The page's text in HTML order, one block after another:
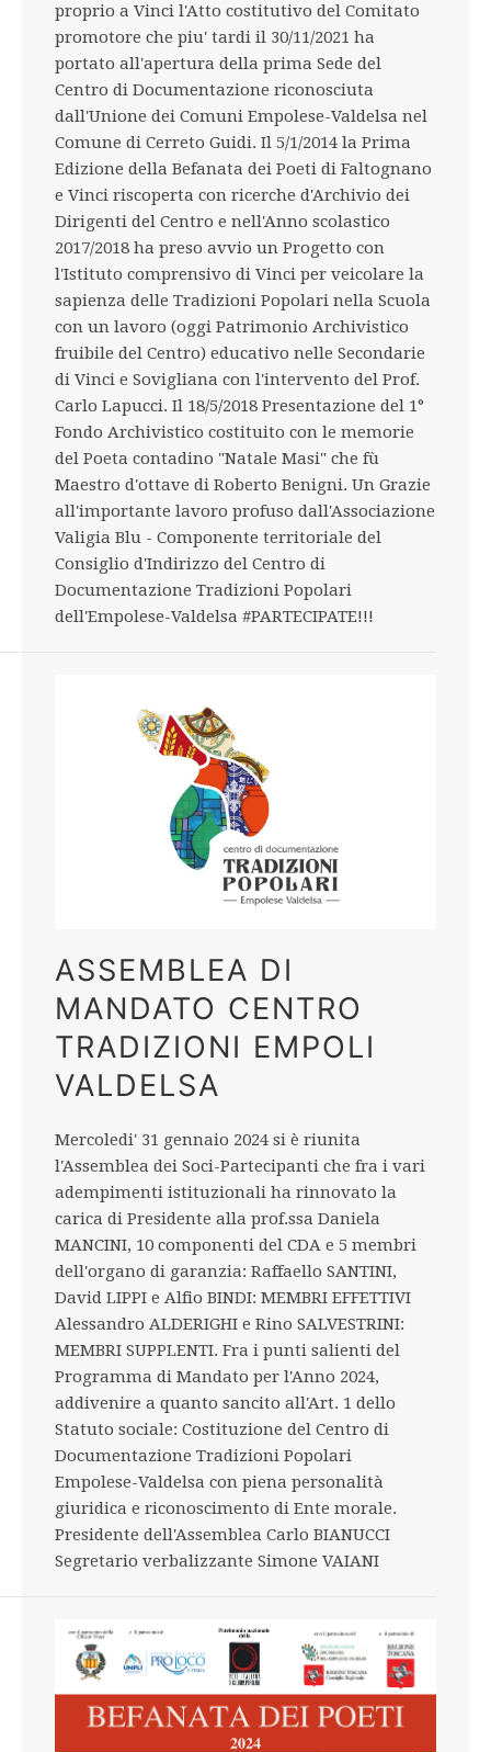
proprio a Vinci l'Atto costitutivo del Comitato
promotore che piu' tardi il 30/11/2021 ha
portato all'apertura della prima Sede del
Centro di Documentazione riconosciuta
dall'Unione dei Comuni Empolese-Valdelsa nel
Comune di Cerreto Guidi. Il 5/1/2014 la Prima
Edizione della Befanata dei Poeti di Faltognano
e Vinci riscoperta con ricerche d'Archivio dei
Dirigenti del Centro e nell'Anno scolastico
2017/2018 ha preso avvio un Progetto con
l'Istituto comprensivo di Vinci per veicolare la
sapienza delle Tradizioni Popolari nella Scuola
con un lavoro (oggi Patrimonio Archivistico
fruibile del Centro) educativo nelle Secondarie
di Vinci e Sovigliana con l'intervento del Prof.
Carlo Lapucci. Il 18/5/2018 Presentazione del 1°
Fondo Archivistico costituito con le memorie
del Poeta contadino "Natale Masi" che fù
Maestro d'ottave di Roberto Benigni. Un Grazie
all'importante lavoro profuso dall'Associazione
Valigia Blu - Componente territoriale del
Consiglio d'Indirizzo del Centro di
Documentazione Tradizioni Popolari
dell'Empolese-Valdelsa #PARTECIPATE!!!
ASSEMBLEA DI
MANDATO CENTRO
TRADIZIONI EMPOLI
VALDELSA
Mercoledi' 31 gennaio 2024 si è riunita
l'Assemblea dei Soci-Partecipanti che fra i vari
adempimenti istituzionali ha rinnovato la
carica di Presidente alla prof.ssa Daniela
MANCINI, 10 componenti del CDA e 5 membri
dell'organo di garanzia: Raffaello SANTINI,
David LIPPI e Alfio BINDI: MEMBRI EFFETTIVI
Alessandro ALDERIGHI e Rino SALVESTRINI:
MEMBRI SUPPLENTI. Fra i punti salienti del
Programma di Mandato per l'Anno 2024,
addivenire a quanto sancito all'Art. 1 dello
Statuto sociale: Costituzione del Centro di
Documentazione Tradizioni Popolari
Empolese-Valdelsa con piena personalità
giuridica e riconoscimento di Ente morale.
Presidente dell'Assemblea Carlo BIANUCCI
Segretario verbalizzante Simone VAIANI